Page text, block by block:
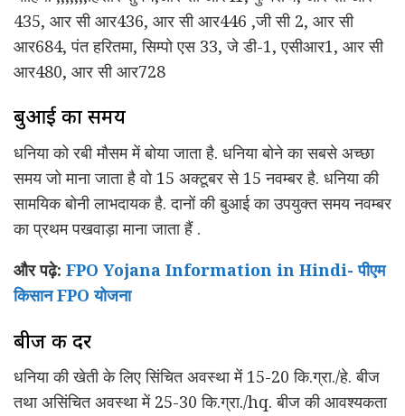
435, आर सी आर436, आर सी आर446 ,जी सी 2, आर सी
आर684, पंत हरितमा, सिम्पो एस 33, जे डी-1, एसीआर1, आर सी
आर480, आर सी आर728
बुआई का समय
धनिया को रबी मौसम में बोया जाता है. धनिया बोने का सबसे अच्छा
समय जो माना जाता है वो 15 अक्टूबर से 15 नवम्बर है. धनिया की
सामयिक बोनी लाभदायक है. दानों की बुआई का उपयुक्त समय नवम्बर
का प्रथम पखवाड़ा माना जाता हैं .
और पढ़े: FPO Yojana Information in Hindi- पीएम
किसान FPO योजना
बीज की दर
धनिया की खेती के लिए सिंचित अवस्था में 15-20 कि.ग्रा./हे. बीज
तथा असिंचित अवस्था में 25-30 कि.ग्रा./hq. बीज की आवश्यकता